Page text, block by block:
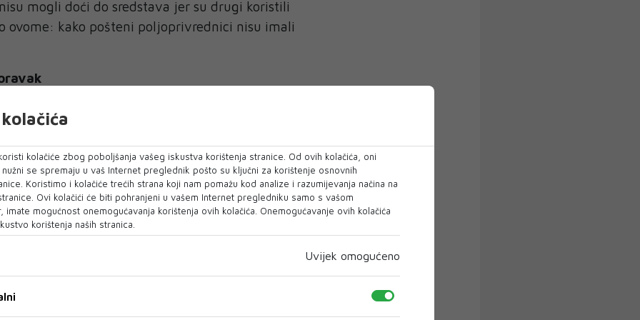
mogli doći do sredstava jer su drugi koristili
ovome: kako pošteni poljoprivrednici nisu imali
postao je Mehanizam za oporavak i
nakon pandemije koronavirusa za pomoć
članica. Ured europskog javnog tužitelja
slučajeva povezanih upravo s tim fondom.
Mehanizma za oporavak i otpornost.
je preusmjerio pažnju na to jer tamo
Kövesi za Politico.
u Pireju, najvećoj grčkoj luci, okružena
s kineskom robom, Kövesi je poslala
kolačiće zbog poboljšanja vašeg iskustva korištenja stranice. Od ovih kolačića, oni
se spremaju u vaš Internet preglednik pošto su ključni za korištenje osnovnih
Koristimo i kolačiće trećih strana koji nam pomažu kod analize i razumijevanja načina na
Ovi kolačići će biti pohranjeni u vašem Internet pregledniku samo s vašom
imate mogućnost onemogućavanja korištenja ovih kolačića. Onemogućavanje ovih kolačića
korištenja naših stranica.
Uvijek omogućeno